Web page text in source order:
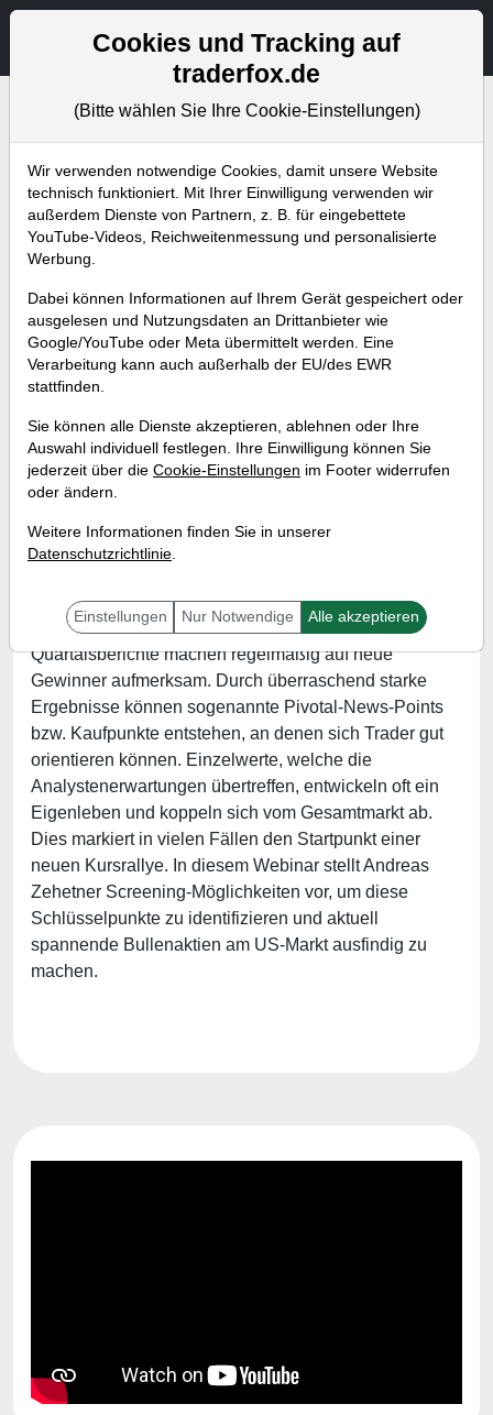
Aktien- und Artikelsuche
Bevorstehende Webinare Alle Aufzeichnungen
Berichtsaison auf Hochtouren –
So identifiziert man neue Pivotal-
News-Points
Wann:Mittwoch, 28. Januar von 17 bis 18 Uhr
Die Berichtsaison läuft nun wieder auf Hochtouren.
Quartalsberichte machen regelmäßig auf neue
Gewinner aufmerksam. Durch überraschend starke
Ergebnisse können sogenannte Pivotal-News-Points
bzw. Kaufpunkte entstehen, an denen sich Trader gut
orientieren können. Einzelwerte, welche die
Analystenerwartungen übertreffen, entwickeln oft ein
Eigenleben und koppeln sich vom Gesamtmarkt ab.
Dies markiert in vielen Fällen den Startpunkt einer
neuen Kursrallye. In diesem Webinar stellt Andreas
Zehetner Screening-Möglichkeiten vor, um diese
Schlüsselpunkte zu identifizieren und aktuell
spannende Bullenaktien am US-Markt ausfindig zu
machen.
Cookies und Tracking auf
traderfox.de
(Bitte wählen Sie Ihre Cookie-Einstellungen)
Wir verwenden notwendige Cookies, damit unsere Website
technisch funktioniert. Mit Ihrer Einwilligung verwenden wir
außerdem Dienste von Partnern, z. B. für eingebettete
YouTube-Videos, Reichweitenmessung und personalisierte
Werbung.
Dabei können Informationen auf Ihrem Gerät gespeichert oder
ausgelesen und Nutzungsdaten an Drittanbieter wie
Google/YouTube oder Meta übermittelt werden. Eine
Verarbeitung kann auch außerhalb der EU/des EWR
stattfinden.
Sie können alle Dienste akzeptieren, ablehnen oder Ihre
Auswahl individuell festlegen. Ihre Einwilligung können Sie
jederzeit über die Cookie-Einstellungen im Footer widerrufen
oder ändern.
Weitere Informationen finden Sie in unserer
Datenschutzrichtlinie.
Einstellungen Nur Notwendige Alle akzeptieren